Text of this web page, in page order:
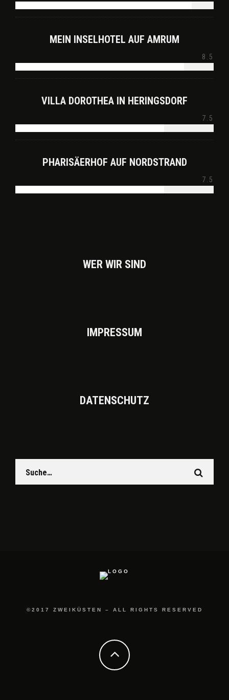
MEIN INSELHOTEL AUF AMRUM
8.5
VILLA DOROTHEA IN HERINGSDORF
7.5
PHARISÄERHOF AUF NORDSTRAND
7.5
WER WIR SIND
IMPRES­SUM
DATEN­SCHUTZ
©2017 ZWEIKÜSTEN – ALL RIGHTS RESERVED